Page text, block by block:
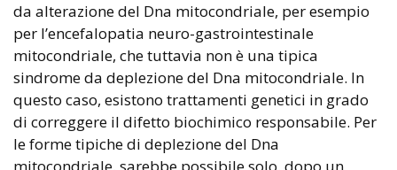
da alterazione del Dna mitocondriale, per esempio
per l’encefalopatia neuro-gastrointestinale
mitocondriale, che tuttavia non è una tipica
sindrome da deplezione del Dna mitocondriale. In
questo caso, esistono trattamenti genetici in grado
di correggere il difetto biochimico responsabile. Per
le forme tipiche di deplezione del Dna
mitocondriale, sarebbe possibile solo, dopo un